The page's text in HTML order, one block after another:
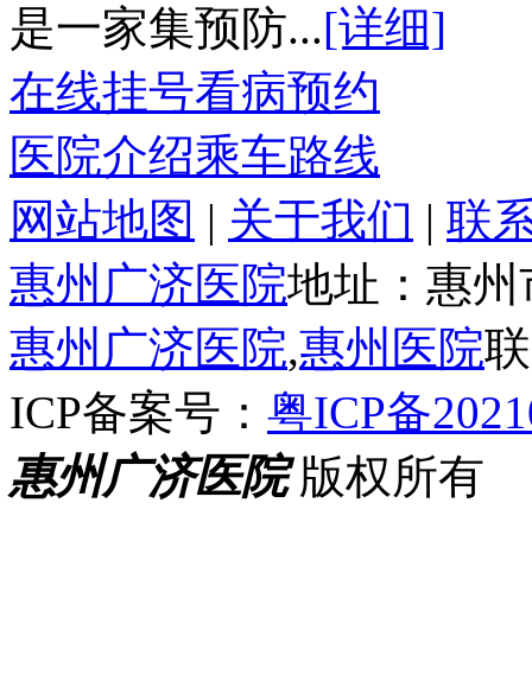
是一家集预防...[详细]
在线挂号看病预约
医院介绍乘车路线
网站地图 | 关于我们 | 联
惠州广济医院地址：惠
惠州广济医院,惠州医院
ICP备案号： 粤ICP备
惠州广济医院版权所有